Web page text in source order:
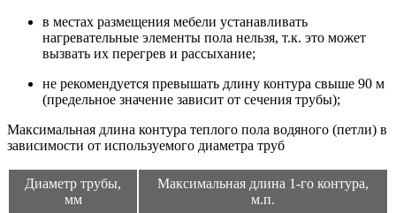
в местах размещения мебели устанавливать
нагревательные элементы пола нельзя, т.к. это может
вызвать их перегрев и рассыхание;
не рекомендуется превышать длину контура свыше 90 м
(предельное значение зависит от сечения трубы);
Максимальная длина контура теплого пола водяного (петли) в
зависимости от используемого диаметра труб
Диаметр трубы,
мм
Максимальная длина 1-го контура,
м.п.